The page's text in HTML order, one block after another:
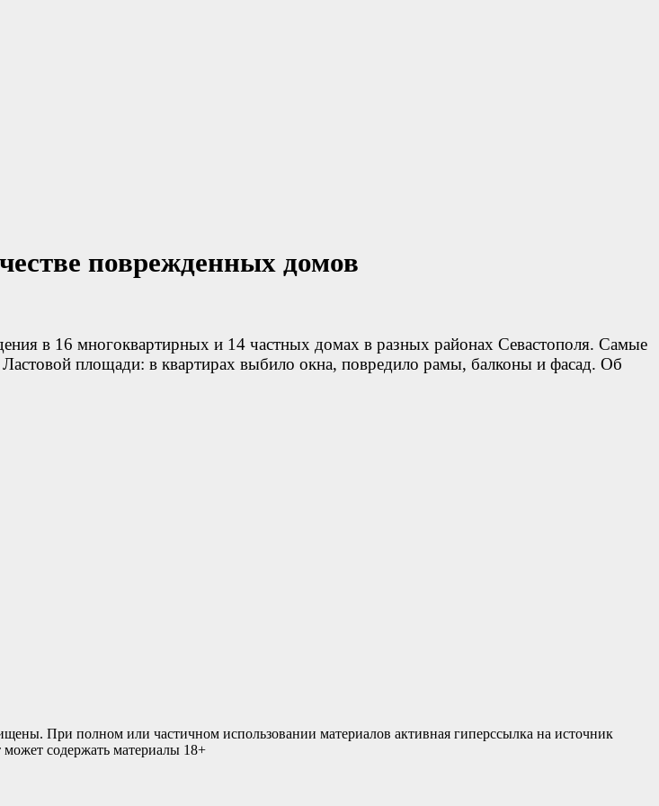
поврежденных домов
в 16 многоквартирных и 14 частных домах в разных районах Севастополя. Самые
площади: в квартирах выбило окна, повредило рамы, балконы и фасад. Об
При полном или частичном использовании материалов активная гиперссылка на источник
содержать материалы 18+